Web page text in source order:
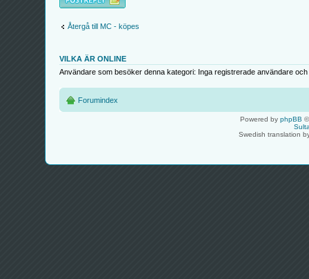
Återgå till MC - köpes
VILKA ÄR ONLINE
Användare som besöker denna kategori: Inga registrerade användare
Forumindex
Powered by phpBB
Swedish translation